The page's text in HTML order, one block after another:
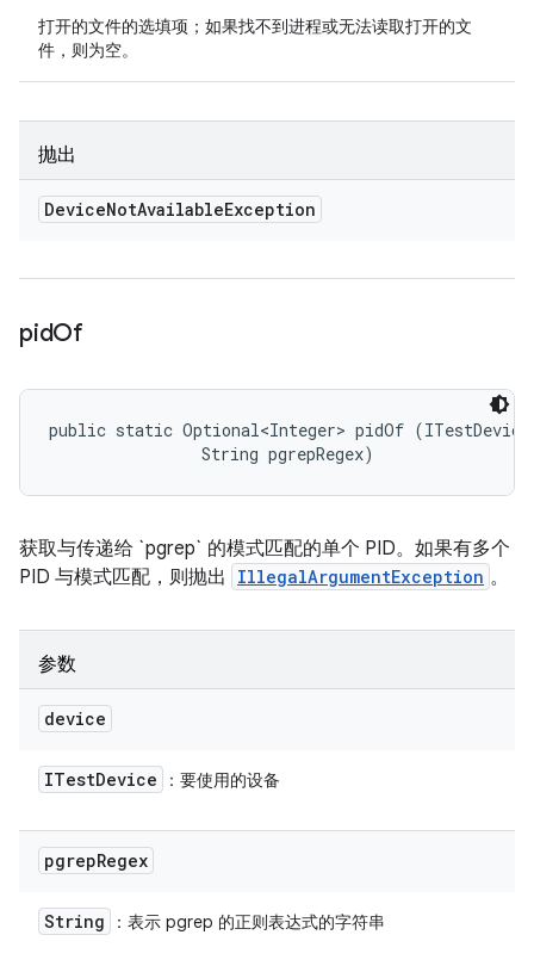
打开的文件的选填项；如果找不到进程或无法读取打开的文
件，则为空。
抛出
DeviceNotAvailableException
pidOf
public static Optional<Integer> pidOf
                String pgrepRegex)
获取与传递给 `pgrep` 的模式匹配的单个 PID。如果有多个
PID 与模式匹配，则抛出
IllegalArgumentException 。
参数
device
ITestDevice ：要使用的设备
pgrepRegex
String ：表示 pgrep 的正则表达式的字符串